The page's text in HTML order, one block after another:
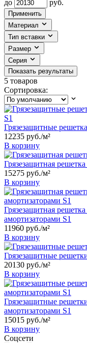
до
руб.
Применить
Материал
Тип вставки
Размер
Серия
Показать результаты
5 товаров
Сортировка:
Грязезащитные
12235 руб./м²
В корзину
Грязезащитная
15275 руб./м²
В корзину
Грязезащитная
амортизаторами S1
11960 руб./м²
В корзину
Грязезащитные
20130 руб./м²
В корзину
Грязезащитные
амортизаторами S1
15015 руб./м²
В корзину
Соцсети